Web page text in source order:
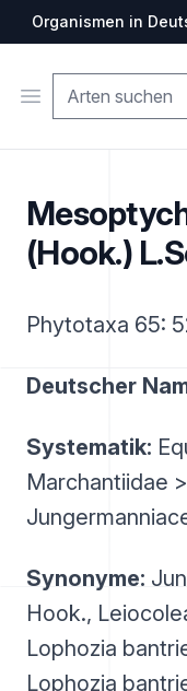
Organismen in
Open menu
(Hook.)
Phytotaxa 65:
Deutscher
Systematik:
Marchantiidae
Synonyme:
Hook.,
Lophozia
Lophozia